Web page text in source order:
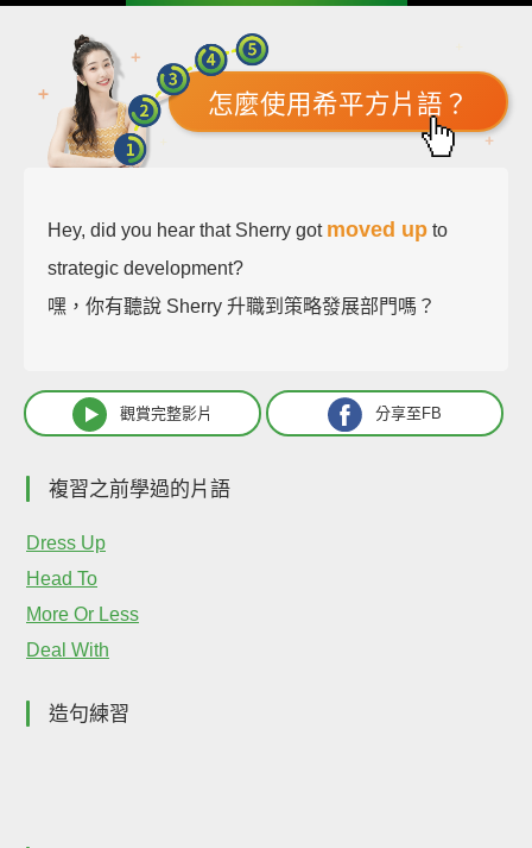
怎麼使用希平方片語？
Hey, did you hear that Sherry got moved up to
strategic development?
嘿，你有聽說 Sherry 升職到策略發展部門嗎？
觀賞完整影片 分享至FB
複習之前學過的片語
Dress Up
Head To
More Or Less
Deal With
造句練習